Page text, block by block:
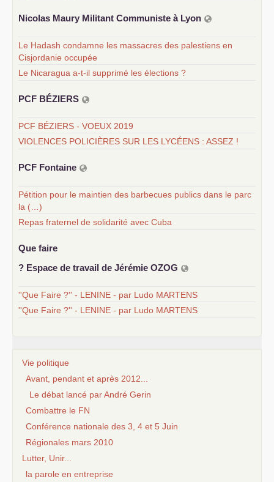
Nicolas Maury Militant Communiste à Lyon
Le Hadash condamne les massacres des palestiens en
Cisjordanie occupée
Le Nicaragua a-t-il supprimé les élections ?
PCF BÉZIERS
PCF BÉZIERS - VOEUX 2019
VIOLENCES POLICIÈRES SUR LES LYCÉENS : ASSEZ !
PCF Fontaine
Pétition pour le maintien des barbecues publics dans le parc
la (…)
Repas fraternel de solidarité avec Cuba
Que faire
? Espace de travail de Jérémie OZOG
''Que Faire ?'' - LENINE - par Ludo MARTENS
''Que Faire ?'' - LENINE - par Ludo MARTENS
Vie politique
Avant, pendant et après 2012...
Le débat lancé par André Gerin
Combattre le FN
Conférence nationale des 3, 4 et 5 Juin
Régionales mars 2010
Lutter, Unir...
la parole en entreprise